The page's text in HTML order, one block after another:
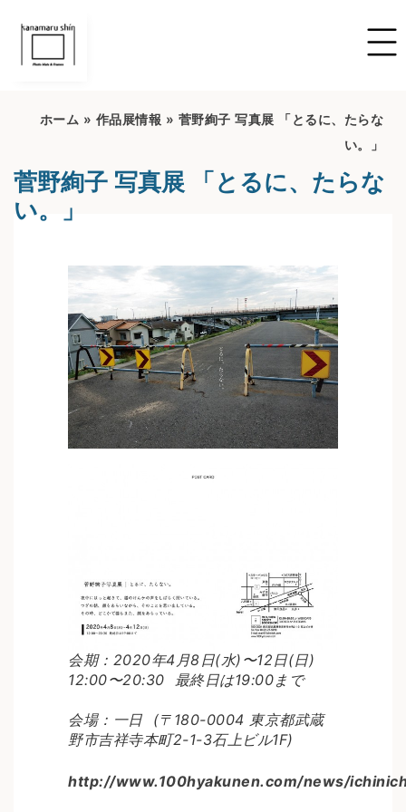
ホーム » 作品展情報 » 菅野絢子 写真展 「とるに、たらな
い。」
菅野絢子 写真展 「とるに、たらな
い。」
会期：2020年4月8日(水)〜12日(日)
12:00〜20:30 最終日は19:00まで
会場：一日 (〒180-0004 東京都武蔵
野市吉祥寺本町2-1-3石上ビル1F)
http://www.100hyakunen.com/news/